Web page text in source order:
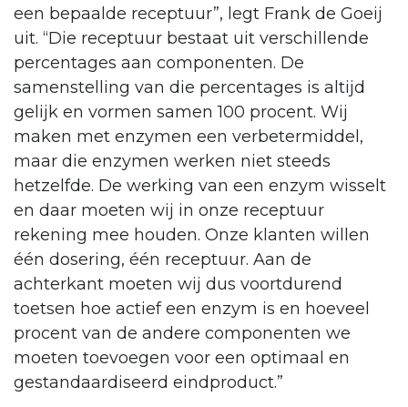
een bepaalde receptuur”, legt Frank de Goeij
uit. “Die receptuur bestaat uit verschillende
percentages aan componenten. De
samenstelling van die percentages is altijd
gelijk en vormen samen 100 procent. Wij
maken met enzymen een verbetermiddel,
maar die enzymen werken niet steeds
hetzelfde. De werking van een enzym wisselt
en daar moeten wij in onze receptuur
rekening mee houden. Onze klanten willen
één dosering, één receptuur. Aan de
achterkant moeten wij dus voortdurend
toetsen hoe actief een enzym is en hoeveel
procent van de andere componenten we
moeten toevoegen voor een optimaal en
gestandaardiseerd eindproduct.”